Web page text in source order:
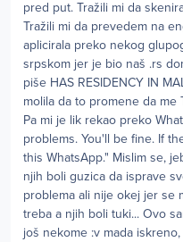
pred put. Tražili mi da
Tražili mi da prevedem na
aplicirala preko nekog
srpskom jer je bio naš .rs
piše HAS RESIDENCY IN
molila da to promene da me
Pa mi je lik rekao preko
problems. You'll be fine. If
this WhatsApp." Mislim se,
njih boli guzica da isprave
problema ali nije okej jer se
treba a njih boli tuki... Ovo
još nekome :v mada